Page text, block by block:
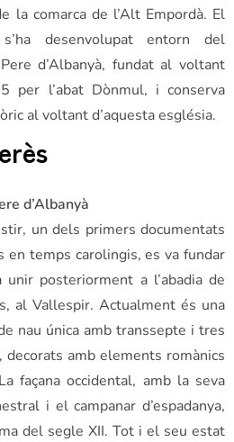
la comarca de l’Alt Empordà. El
desenvolupat entorn del
d’Albanyà, fundat al voltant
per l’abat Dònmul, i conserva
al voltant d’aquesta església.
d’Albanyà
un dels primers documentats
en temps carolingis, es va fundar
posteriorment a l’abadia de
al Vallespir. Actualment és una
nau única amb transsepte i tres
decorats amb elements romànics
façana occidental, amb la seva
i el campanar d’espadanya,
del segle XII. Tot i el seu estat